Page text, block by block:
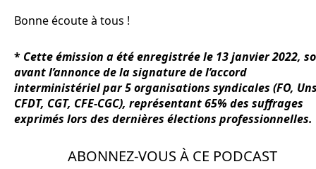
Bonne écoute à tous !
* Cette émission a été enregistrée le 13 janvier 2022,
avant l’annonce de la signature de l’accord
interministériel par 5 organisations syndicales (FO,
CFDT, CGT, CFE-CGC), représentant 65% des suffrages
exprimés lors des dernières élections professionnelles.
ABONNEZ-VOUS À CE PODCAST